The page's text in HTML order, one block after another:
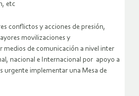
etc
conflictos y acciones de presión,
movilizaciones y
de comunicación a nivel inter
nacional e Internacional por apoyo a
urgente implementar una Mesa de